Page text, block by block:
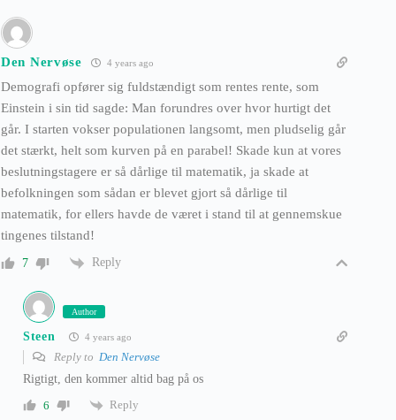
Den Nervøse 4 years ago
Demografi opfører sig fuldstændigt som rentes rente, som
Einstein i sin tid sagde: Man forundres over hvor hurtigt det
går. I starten vokser populationen langsomt, men pludselig går
det stærkt, helt som kurven på en parabel! Skade kun at vores
beslutningstagere er så dårlige til matematik, ja skade at
befolkningen som sådan er blevet gjort så dårlige til
matematik, for ellers havde de været i stand til at gennemskue
tingenes tilstand!
7 Reply
Author
Steen 4 years ago
Reply to Den Nervøse
Rigtigt, den kommer altid bag på os
6
Reply